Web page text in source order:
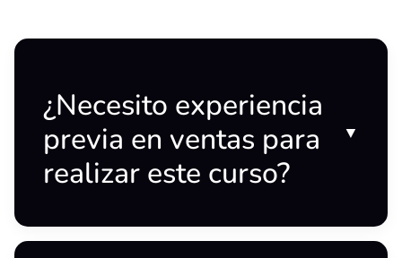
¿Necesito experiencia
previa en ventas para
realizar este curso?
▼